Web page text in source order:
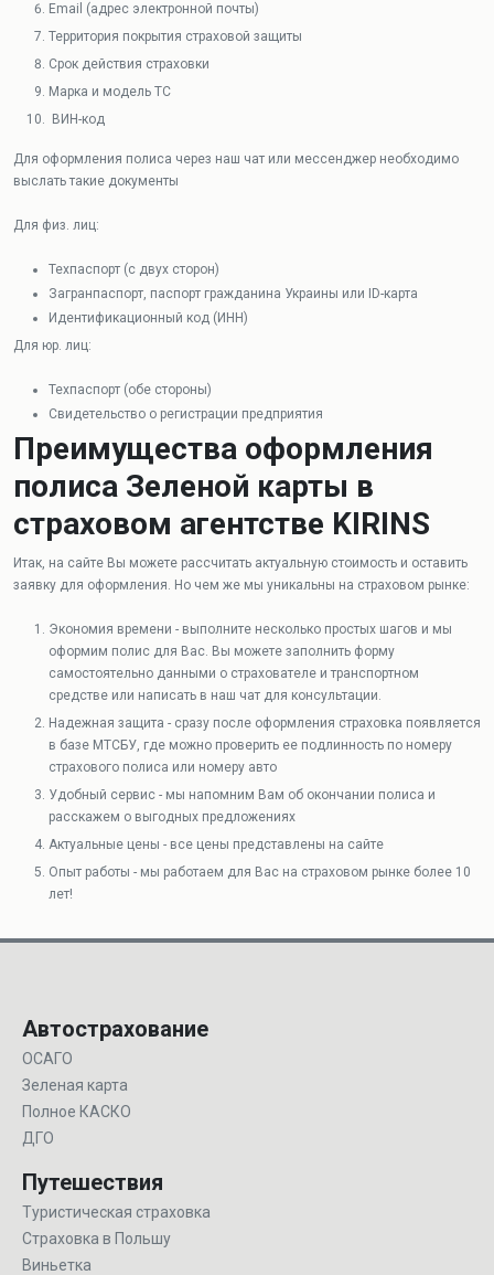
Email (адрес электронной почты)
Территория покрытия страховой защиты
Срок действия страховки
Марка и модель ТС
ВИН-код
Для оформления полиса через наш чат или мессенджер необходимо
выслать такие документы
Для физ. лиц:
Техпаспорт (с двух сторон)
Загранпаспорт, паспорт гражданина Украины или ID-карта
Идентификационный код (ИНН)
Для юр. лиц:
Техпаспорт (обе стороны)
Свидетельство о регистрации предприятия
Преимущества оформления
полиса Зеленой карты в
страховом агентстве KIRINS
Итак, на сайте Вы можете рассчитать актуальную стоимость и оставить
заявку для оформления. Но чем же мы уникальны на страховом рынке:
Экономия времени - выполните несколько простых шагов и мы
оформим полис для Вас. Вы можете заполнить форму
самостоятельно данными о страхователе и транспортном
средстве или написать в наш чат для консультации.
Надежная защита - сразу после оформления страховка появляется
в базе МТСБУ, где можно проверить ее подлинность по номеру
страхового полиса или номеру авто
Удобный сервис - мы напомним Вам об окончании полиса и
расскажем о выгодных предложениях
Актуальные цены - все цены представлены на сайте
Опыт работы - мы работаем для Вас на страховом рынке более 10
лет!
Автострахование
ОСАГО
Зеленая карта
Полное КАСКО
ДГО
Путешествия
Туристическая страховка
Страховка в Польшу
Виньетка